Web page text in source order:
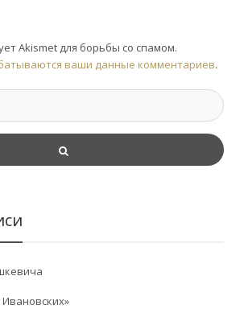
Akismet для борьбы со спамом.
ваши данные комментариев.